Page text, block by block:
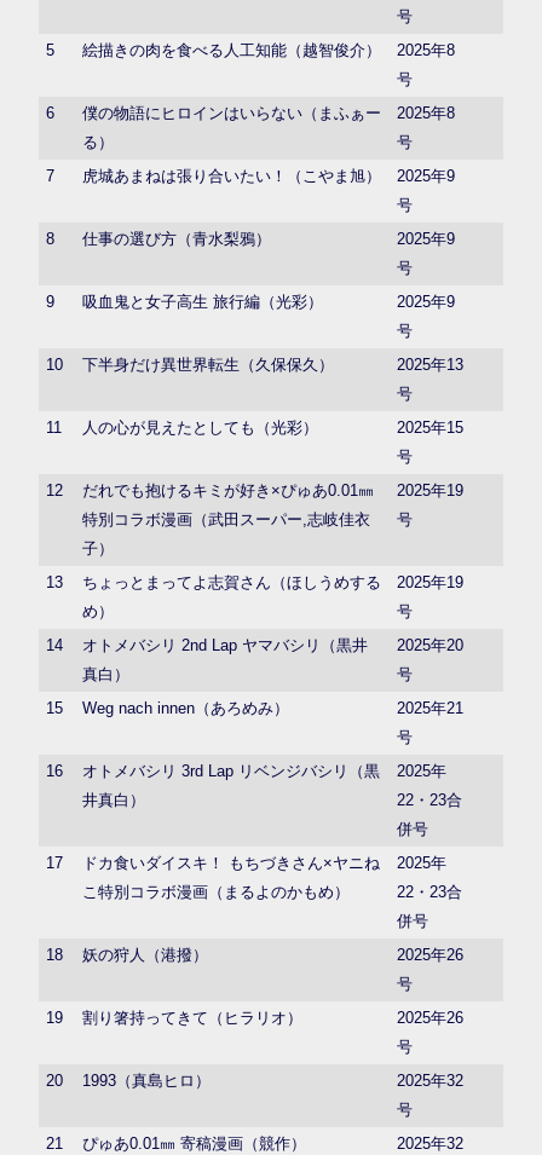
号
5
絵描きの肉を食べる人工知能（越智俊介）
2025年8
号
6
僕の物語にヒロインはいらない（まふぁー
る）
2025年8
号
7
虎城あまねは張り合いたい！（こやま旭）
2025年9
号
8
仕事の選び方（青水梨鴉）
2025年9
号
9
吸血鬼と女子高生 旅行編（光彩）
2025年9
号
10
下半身だけ異世界転生（久保保久）
2025年13
号
11
人の心が見えたとしても（光彩）
2025年15
号
12
だれでも抱けるキミが好き×ぴゅあ0.01㎜
特別コラボ漫画（武田スーパー,志岐佳衣
子）
2025年19
号
13
ちょっとまってよ志賀さん（ほしうめする
め）
2025年19
号
14
オトメバシリ 2nd Lap ヤマバシリ（黒井
真白）
2025年20
号
15
Weg nach innen（あろめみ）
2025年21
号
16
オトメバシリ 3rd Lap リベンジバシリ（黒
井真白）
2025年
22・23合
併号
17
ドカ食いダイスキ！ もちづきさん×ヤニね
こ特別コラボ漫画（まるよのかもめ）
2025年
22・23合
併号
18
妖の狩人（港撥）
2025年26
号
19
割り箸持ってきて（ヒラリオ）
2025年26
号
20
1993（真島ヒロ）
2025年32
号
21
ぴゅあ0.01㎜ 寄稿漫画（競作）
2025年32